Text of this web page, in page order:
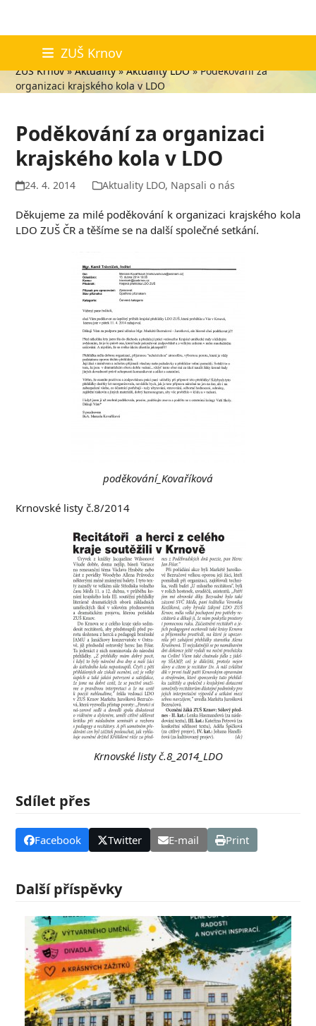
content
ZUŠ Krnov
Aktuality
ZUŠ Krnov»Aktuality»Aktuality LDO»Poděkování za
organizaci krajského kola v LDO
Poděkování za organizaci
krajského kola v LDO
24. 4. 2014 Aktuality LDO, Napsali o nás
Děkujeme za milé poděkování k organizaci krajského kola
LDO ZUŠ ČR a těšíme se na další společné setkání.
poděkování_Kovaříková
Krnovské listy č.8/2014
Krnovské listy č.8_2014_LDO
Sdílet přes
Facebook Twitter E-mail Print
Další příspěvky